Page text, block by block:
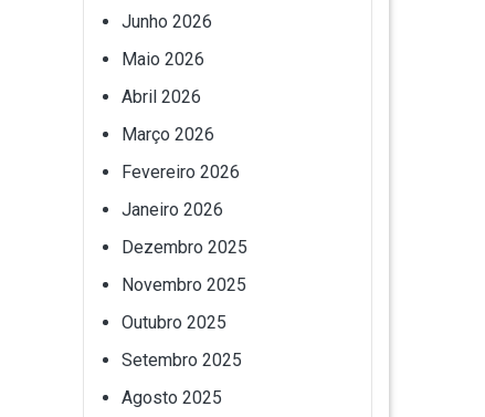
Junho 2026
Maio 2026
Abril 2026
Março 2026
Fevereiro 2026
Janeiro 2026
Dezembro 2025
Novembro 2025
Outubro 2025
Setembro 2025
Agosto 2025